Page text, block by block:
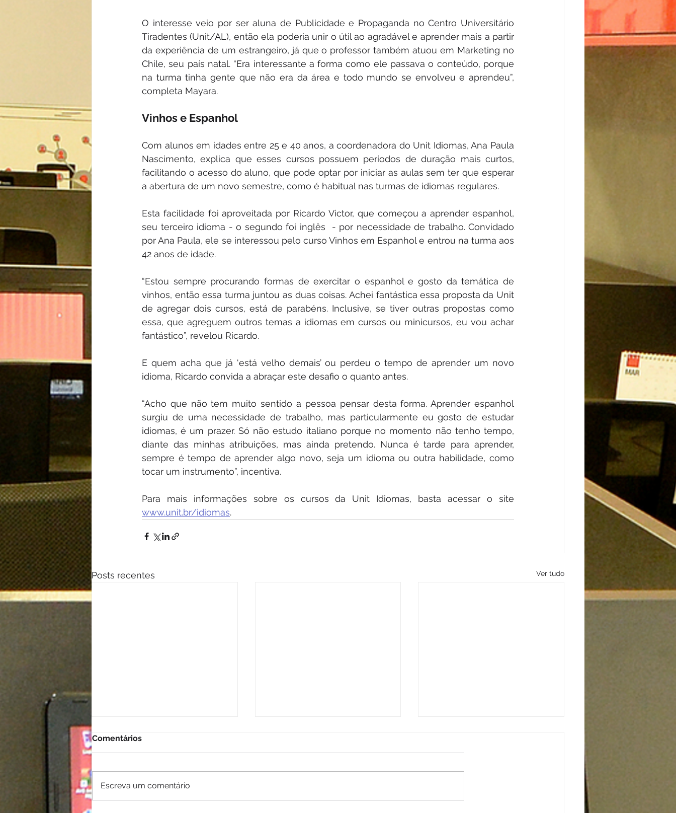
O interesse veio por ser aluna de Publicidade e Propaganda no Centro Universitário
Tiradentes (Unit/AL), então ela poderia unir o útil ao agradável e aprender mais a partir
da experiência de um estrangeiro, já que o professor também atuou em Marketing no
Chile, seu país natal. “Era interessante a forma como ele passava o conteúdo, porque
na turma tinha gente que não era da área e todo mundo se envolveu e aprendeu”,
completa Mayara.
Vinhos e Espanhol
Com alunos em idades entre 25 e 40 anos, a coordenadora do Unit Idiomas, Ana Paula
Nascimento, explica que esses cursos possuem períodos de duração mais curtos,
facilitando o acesso do aluno, que pode optar por iniciar as aulas sem ter que esperar
a abertura de um novo semestre, como é habitual nas turmas de idiomas regulares.
Esta facilidade foi aproveitada por Ricardo Victor, que começou a aprender espanhol,
seu terceiro idioma - o segundo foi inglês  - por necessidade de trabalho. Convidado
por Ana Paula, ele se interessou pelo curso Vinhos em Espanhol e entrou na turma aos
42 anos de idade.
“Estou sempre procurando formas de exercitar o espanhol e gosto da temática de
vinhos, então essa turma juntou as duas coisas. Achei fantástica essa proposta da Unit
de agregar dois cursos, está de parabéns. Inclusive, se tiver outras propostas como
essa, que agreguem outros temas a idiomas em cursos ou minicursos, eu vou achar
fantástico”, revelou Ricardo.
E quem acha que já ‘está velho demais’ ou perdeu o tempo de aprender um novo
idioma, Ricardo convida a abraçar este desafio o quanto antes.
“Acho que não tem muito sentido a pessoa pensar desta forma. Aprender espanhol
surgiu de uma necessidade de trabalho, mas particularmente eu gosto de estudar
idiomas, é um prazer. Só não estudo italiano porque no momento não tenho tempo,
diante das minhas atribuições, mas ainda pretendo. Nunca é tarde para aprender,
sempre é tempo de aprender algo novo, seja um idioma ou outra habilidade, como
tocar um instrumento”, incentiva.
www.unit.br/idiomas.
Posts recentes Ver tudo
Comentários
Escreva um comentário